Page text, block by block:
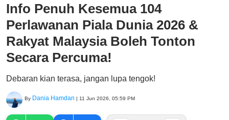
Info Penuh Kesemua 104
Perlawanan Piala Dunia 2026 &
Rakyat Malaysia Boleh Tonton
Secara Percuma!
Debaran kian terasa, jangan lupa tengok!
By Dania Hamdan | 11 Jun 2026, 05:59 PM